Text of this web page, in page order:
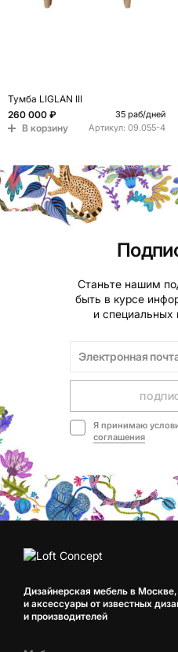
Тумба LIGLAN III
260 000 ₽
35 раб/дней
В корзину Артикул: 09.055-4
Станьте нашим
быть в курсе
и специальных
Я принимаю
соглашения
Дизайнерская мебель в
и аксессуары от известных
и производителей